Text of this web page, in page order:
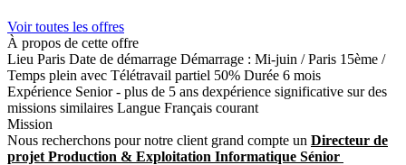
Voir toutes les offres
À propos de cette offre
Lieu Paris Date de démarrage Démarrage : Mi-juin / Paris 15ème /
Temps plein avec Télétravail partiel 50% Durée 6 mois
Expérience Senior - plus de 5 ans dexpérience significative sur des
missions similaires Langue Français courant
Mission
Nous recherchons pour notre client grand compte un Directeur de
projet Production & Exploitation Informatique Sénior